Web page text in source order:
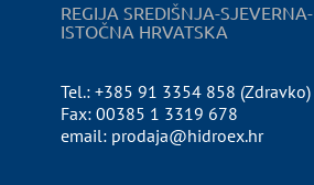
REGIJA SREDIŠNJA-SJEVERNA-
ISTOČNA HRVATSKA
Tel.: +385 91 3354 858 (Zdravko)
Fax: 00385 1 3319 678
email: prodaja@hidroex.hr